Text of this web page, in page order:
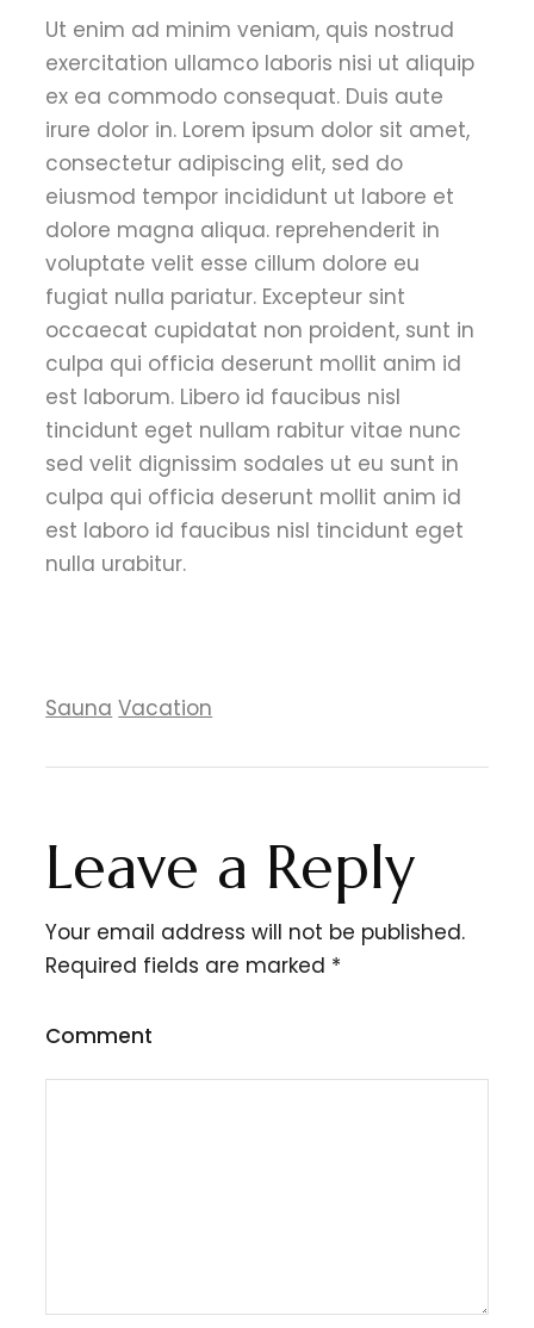
Ut enim ad minim veniam, quis nostrud
exercitation ullamco laboris nisi ut aliquip
ex ea commodo consequat. Duis aute
irure dolor in. Lorem ipsum dolor sit amet,
consectetur adipiscing elit, sed do
eiusmod tempor incididunt ut labore et
dolore magna aliqua. reprehenderit in
voluptate velit esse cillum dolore eu
fugiat nulla pariatur. Excepteur sint
occaecat cupidatat non proident, sunt in
culpa qui officia deserunt mollit anim id
est laborum. Libero id faucibus nisl
tincidunt eget nullam rabitur vitae nunc
sed velit dignissim sodales ut eu sunt in
culpa qui officia deserunt mollit anim id
est laboro id faucibus nisl tincidunt eget
nulla urabitur.
Sauna Vacation
Leave a Reply
Your email address will not be published.
Required fields are marked *
Comment